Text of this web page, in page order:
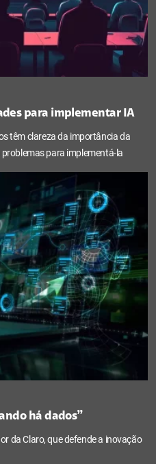
para implementar IA
têm clareza da importância da
para implementá-la
há dados”
da Claro, que defende a inovação